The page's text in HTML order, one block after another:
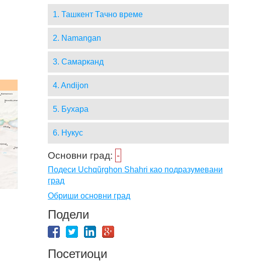
1. Ташкент Тачно време
2. Namangan
3. Самарканд
4. Andijon
5. Бухара
6. Нукус
Основни град: -
Подеси Uchqŭrghon Shahri као подразумевани
град
Обриши основни град
Подели
Посетиоци